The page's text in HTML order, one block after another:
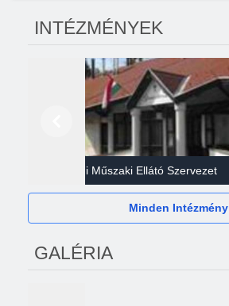
INTÉZMÉNYEK
Gazdasági Műszaki Ellátó Szervezet
Minden Intézmény
GALÉRIA